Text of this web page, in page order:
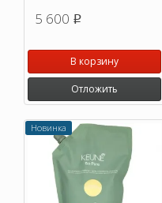
5 600 p
В корзину
Отложить
Новинка